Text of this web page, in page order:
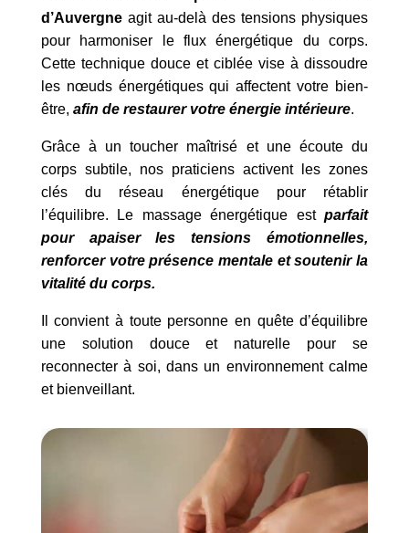
d’Auvergneagit au-delà des tensions physiques
pour harmoniser le flux énergétique du corps.
Cette technique douce et ciblée vise à dissoudre
les nœuds énergétiques qui affectent votre bien-
être, afin de restaurer votre énergie intérieure.
Grâce à un toucher maîtrisé et une écoute du
corps subtile, nos praticiens activent les zones
clés du réseau énergétique pour rétablir
l’équilibre. Le massage énergétique estparfait
pour apaiser les tensions émotionnelles,
renforcer votre présence mentale et soutenir la
vitalité du corps.
Il convient à toute personne en quête d’équilibre
une solution douce et naturelle pour se
reconnecter à soi, dans un environnement calme
et bienveillant.